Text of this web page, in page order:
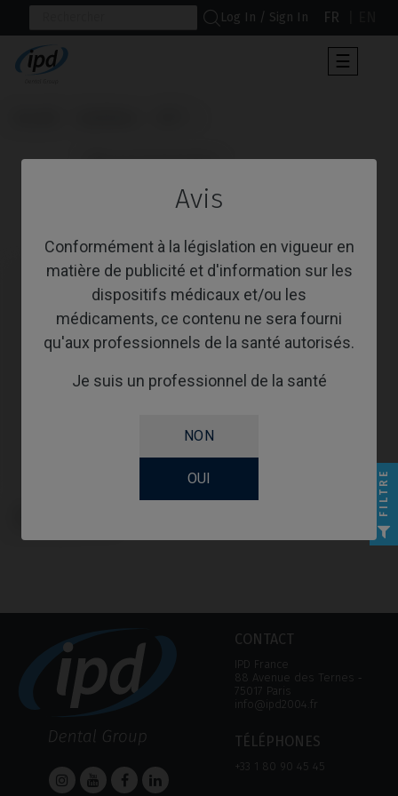
Avis
Conformément à la législation en vigueur en
matière de publicité et d'information sur les
dispositifs médicaux et/ou les
médicaments, ce contenu ne sera fourni
qu'aux professionnels de la santé autorisés.
Je suis un professionnel de la santé
NON
OUI
Log In / Sign In FR
Toggle
☰
                      Pilier de Cicatrisation
CONTACT
IPD France
88 Avenue des Ternes ‑
75017 Paris
info@ipd2004.fr
TÉLÉPHONES
+33 1 80 90 45 45
FILTRE